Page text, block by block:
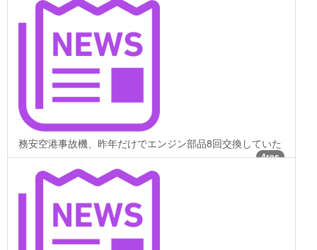
務安空港事故機、昨年だけでエンジン部品8回交換していた
4res